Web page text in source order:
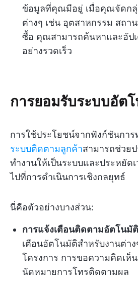
ข้อมูลที่คุณมีอยู่ เมื่อคุณจัดก
ต่างๆ เช่น อุตสาหกรรม สถา
ซื้อ คุณสามารถค้นหาและอัป
อย่างรวดเร็ว
การยอมรับระบบอัต
การใช้ประโยชน์จากฟังก์ชันกา
ระบบติดตามลูกค้าสามารถช่วย
ทำงานให้เป็นระบบและประหยัด
ไปที่การดำเนินการเชิงกลยุทธ์
นี่คือตัวอย่างบางส่วน:
การแจ้งเตือนติดตามอัตโนมั
เตือนอัตโนมัติสำหรับงานต่าง
โครงการ การขอความคิดเห็
นัดหมายการโทรติดตามผล